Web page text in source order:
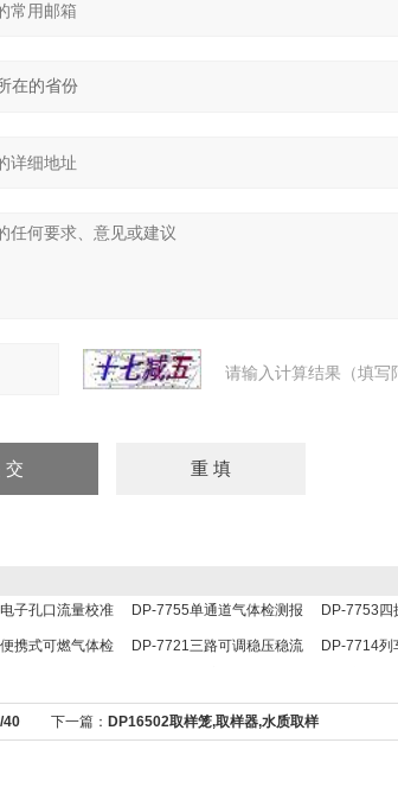
请输入计算结果（填写
子孔口流量校准
校准器
DP-7755单通道气体检测报
警控制器/气体检测报警控制
DP-7753四
针检测仪/
携式可燃气体检
DP-7721三路可调稳压稳流
DP-7714列
40 下一篇： DP16502取样笼,取样器,水质取样